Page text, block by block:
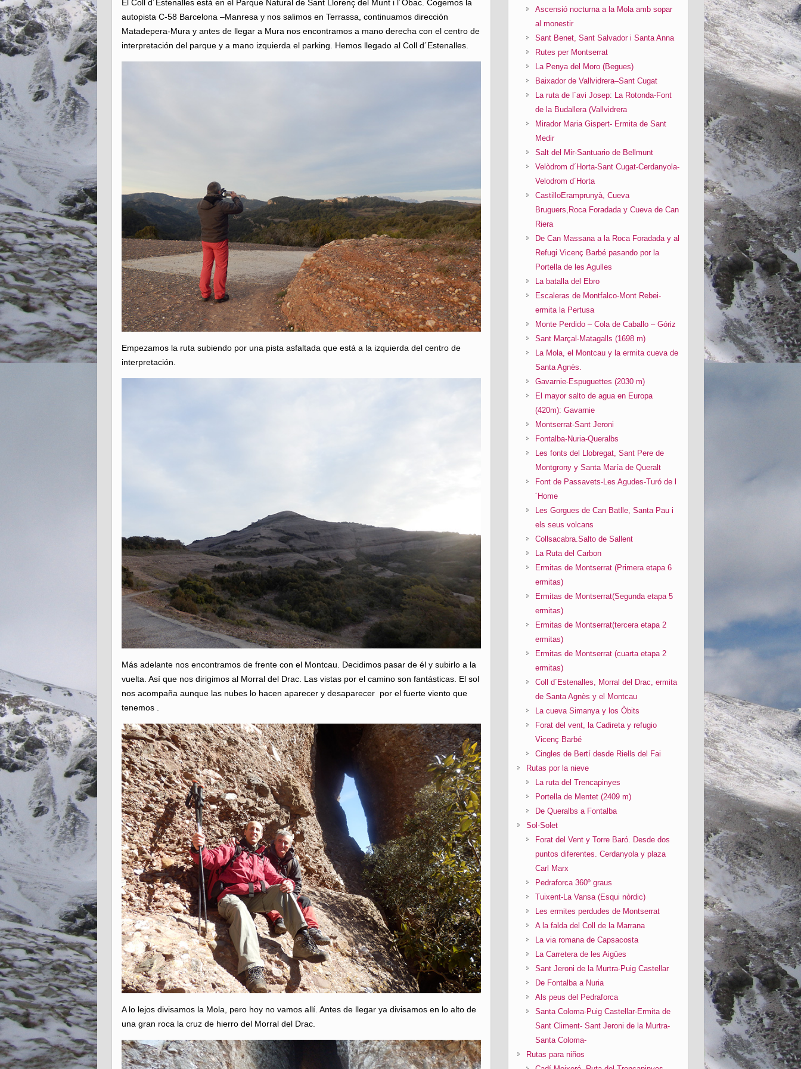
El Coll d´Estenalles está en el Parque Natural de Sant Llorenç del Munt i l´Obac. Cogemos la
autopista C-58 Barcelona –Manresa y nos salimos en Terrassa, continuamos dirección
Matadepera-Mura y antes de llegar a Mura nos encontramos a mano derecha con el centro de
interpretación del parque y a mano izquierda el parking. Hemos llegado al Coll d´Estenalles.
Empezamos la ruta subiendo por una pista asfaltada que está a la izquierda del centro de
interpretación.
Más adelante nos encontramos de frente con el Montcau. Decidimos pasar de él y subirlo a la
vuelta. Así que nos dirigimos al Morral del Drac. Las vistas por el camino son fantásticas. El sol
nos acompaña aunque las nubes lo hacen aparecer y desaparecer por el fuerte viento que
tenemos .
A lo lejos divisamos la Mola, pero hoy no vamos allí. Antes de llegar ya divisamos en lo alto de
una gran roca la cruz de hierro del Morral del Drac.
Ascensió nocturna a la Mola amb sopar
al monestir
Sant Benet, Sant Salvador i Santa Anna
Rutes per Montserrat
La Penya del Moro (Begues)
Baixador de Vallvidrera–Sant Cugat
La ruta de l´avi Josep: La Rotonda-Font
de la Budallera (Vallvidrera
Mirador Maria Gispert- Ermita de Sant
Medir
Salt del Mir-Santuario de Bellmunt
Velòdrom d´Horta-Sant Cugat-Cerdanyola-
Velodrom d´Horta
CastilloEramprunyà, Cueva
Bruguers,Roca Foradada y Cueva de Can
Riera
De Can Massana a la Roca Foradada y al
Refugi Vicenç Barbé pasando por la
Portella de les Agulles
La batalla del Ebro
Escaleras de Montfalco-Mont Rebei-
ermita la Pertusa
Monte Perdido – Cola de Caballo – Góriz
Sant Marçal-Matagalls (1698 m)
La Mola, el Montcau y la ermita cueva de
Santa Agnès.
Gavarnie-Espuguettes (2030 m)
El mayor salto de agua en Europa
(420m): Gavarnie
Montserrat-Sant Jeroni
Fontalba-Nuria-Queralbs
Les fonts del Llobregat, Sant Pere de
Montgrony y Santa María de Queralt
Font de Passavets-Les Agudes-Turó de l
´Home
Les Gorgues de Can Batlle, Santa Pau i
els seus volcans
Collsacabra.Salto de Sallent
La Ruta del Carbon
Ermitas de Montserrat (Primera etapa 6
ermitas)
Ermitas de Montserrat(Segunda etapa 5
ermitas)
Ermitas de Montserrat(tercera etapa 2
ermitas)
Ermitas de Montserrat (cuarta etapa 2
ermitas)
Coll d´Estenalles, Morral del Drac, ermita
de Santa Agnès y el Montcau
La cueva Simanya y los Òbits
Forat del vent, la Cadireta y refugio
Vicenç Barbé
Cingles de Bertí desde Riells del Fai
Rutas por la nieve
La ruta del Trencapinyes
Portella de Mentet (2409 m)
De Queralbs a Fontalba
Sol-Solet
Forat del Vent y Torre Baró. Desde dos
puntos diferentes. Cerdanyola y plaza
Carl Marx
Pedraforca 360º graus
Tuixent-La Vansa (Esqui nòrdic)
Les ermites perdudes de Montserrat
A la falda del Coll de la Marrana
La via romana de Capsacosta
La Carretera de les Aigües
Sant Jeroni de la Murtra-Puig Castellar
De Fontalba a Nuria
Als peus del Pedraforca
Santa Coloma-Puig Castellar-Ermita de
Sant Climent- Sant Jeroni de la Murtra-
Santa Coloma-
Rutas para niños